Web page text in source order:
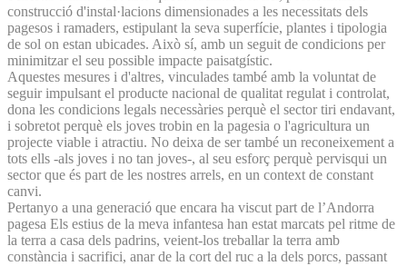
construcció d'instal·lacions dimensionades a les necessitats dels
pagesos i ramaders, estipulant la seva superfície, plantes i tipologia
de sol on estan ubicades. Això sí, amb un seguit de condicions per
minimitzar el seu possible impacte paisatgístic.
Aquestes mesures i d'altres, vinculades també amb la voluntat de
seguir impulsant el producte nacional de qualitat regulat i controlat,
dona les condicions legals necessàries perquè el sector tiri endavant,
i sobretot perquè els joves trobin en la pagesia o l'agricultura un
projecte viable i atractiu. No deixa de ser també un reconeixement a
tots ells -als joves i no tan joves-, al seu esforç perquè pervisqui un
sector que és part de les nostres arrels, en un context de constant
canvi.
Pertanyo a una generació que encara ha viscut part de l’Andorra
pagesa Els estius de la meva infantesa han estat marcats pel ritme de
la terra a casa dels padrins, veient-los treballar la terra amb
constància i sacrifici, anar de la cort del ruc a la dels porcs, passant